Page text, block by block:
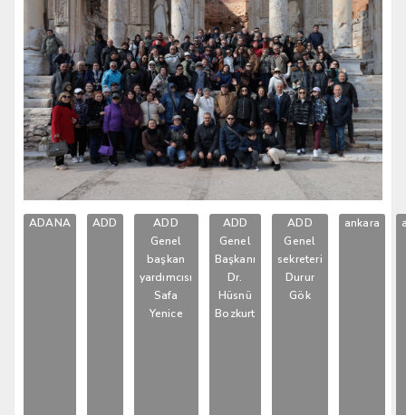
ADANA ADD
ADD
Genel
başkan
yardımcısı
Safa
Yenice
ADD
Genel
Başkanı
Dr.
Hüsnü
Bozkurt
ADD
Genel
sekreteri
Durur
Gök
ankara